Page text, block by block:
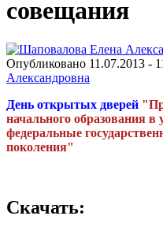
совещания
Опубликовано 11.07.2013 -
Александровна
День открытых дверей
начального образования в
федеральные
поколения"
Скачать: